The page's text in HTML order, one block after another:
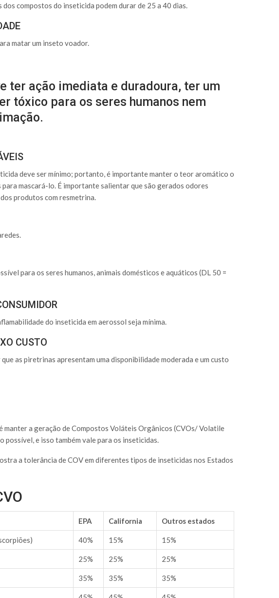
dos compostos do inseticida podem durar de 25 a 40 dias.
matar um inseto voador.
ter ação imediata e duradoura, ter um
tóxico para os seres humanos nem
deve ser mínimo; portanto, é importante manter o teor aromático o
mascará-lo. É importante salientar que são gerados odores
produtos com resmetrina.
para os seres humanos, animais domésticos e aquáticos (DL 50 =
do inseticida em aerossol seja mínima.
CUSTO
as piretrinas apresentam uma disponibilidade moderada e um custo
manter a geração de Compostos Voláteis Orgânicos (CVOs/ Volatile
possível, e isso também vale para os inseticidas.
a tolerância de COV em diferentes tipos de inseticidas nos Estados
EPA California Outros estados
40% 15% 15%
25% 25% 25%
35% 35% 35%